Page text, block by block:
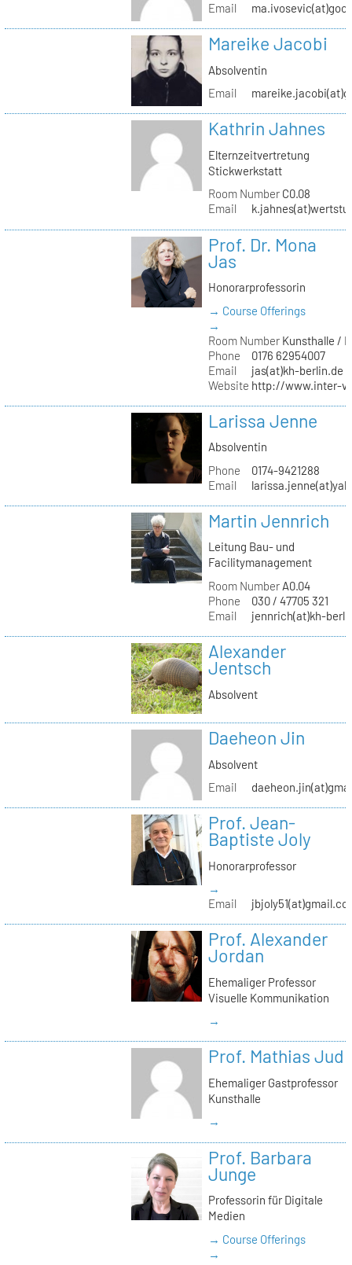
Email
Mareike Jacobi
Absolventin
Email
Kathrin Jahnes
Elternzeitvertretung
Stickwerkstatt
Room NumberC0.08
Email
Prof. Dr. Mona
Jas
Honorarprofessorin
→ Course Offerings
→
Room NumberKunsthalle /
Phone
0176 62954007
Email
jas(at)kh-berlin.de
Website http://www.inter-
Larissa Jenne
Absolventin
Phone
0174-9421288
Email
Martin Jennrich
Leitung Bau- und
Facilitymanagement
Room NumberA0.04
Phone
030 / 47705 321
Email
jennrich(at)kh-
Alexander
Jentsch
Absolvent
Daeheon Jin
Absolvent
Email
Prof. Jean-
Baptiste Joly
Honorarprofessor
→
Email
Prof. Alexander
Jordan
Ehemaliger Professor
Visuelle Kommunikation
→
Prof. Mathias Jud
Ehemaliger Gastprofessor
Kunsthalle
→
Prof. Barbara
Junge
Professorin für Digitale
Medien
→ Course Offerings
→